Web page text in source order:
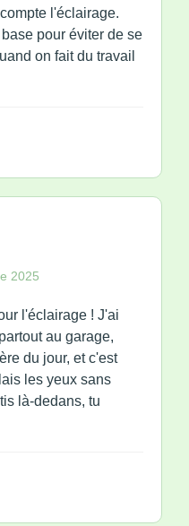
l'éclairage.
pour éviter de se
on fait du travail
2025
l'éclairage ! J'ai
au garage,
du jour, et c'est
les yeux sans
là-dedans, tu